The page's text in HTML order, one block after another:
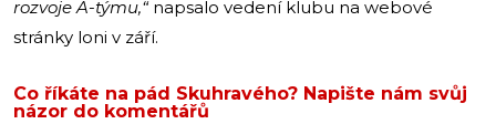
rozvoje A-týmu,“napsalo vedení klubu na webové
stránky loni v září.
Co říkáte na pád Skuhravého? Napište nám svůj
názor do komentářů